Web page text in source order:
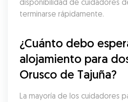
disponibilidad de cuidadores
terminarse rápidamente.
¿Cuánto debo
alojamiento para
Orusco de Tajuña?
La mayoría de los cuidadores